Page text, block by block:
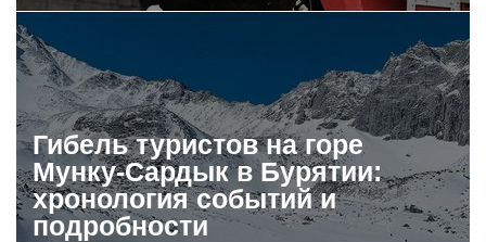
Гибель туристов на горе
Мунку-Сардык в Бурятии:
хронология событий и
подробности